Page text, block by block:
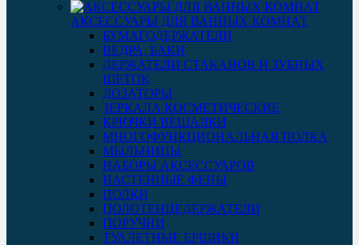
АКСЕССУАРЫ ДЛЯ ВАННЫХ КОМНАТ
БУМАГОДЕРЖАТЕЛИ
ВЕДРА, БАКИ
ДЕРЖАТЕЛИ СТАКАНОВ И ЗУБНЫХ
ЩЕТОК
ДОЗАТОРЫ
ЗЕРКАЛА КОСМЕТИЧЕСКИЕ
КРЮЧКИ ВЕШАЛКИ
МНОГОФУНКЦИОНАЛЬНАЯ ПОЛКА
МЫЛЬНИЦЫ
НАБОРЫ АКСЕССУАРОВ
НАСТЕННЫЕ ФЕНЫ
ПОЛКИ
ПОЛОТЕНЦЕДЕРЖАТЕЛИ
ПОРУЧНИ
ТУАЛЕТНЫЕ ЕРШИКИ